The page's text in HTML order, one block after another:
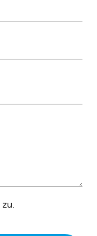
zu.